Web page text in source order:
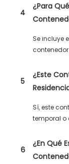
4
¿Para
Se incluye
5
¿Este
Sí, este
temporal o
6
¿En Qué